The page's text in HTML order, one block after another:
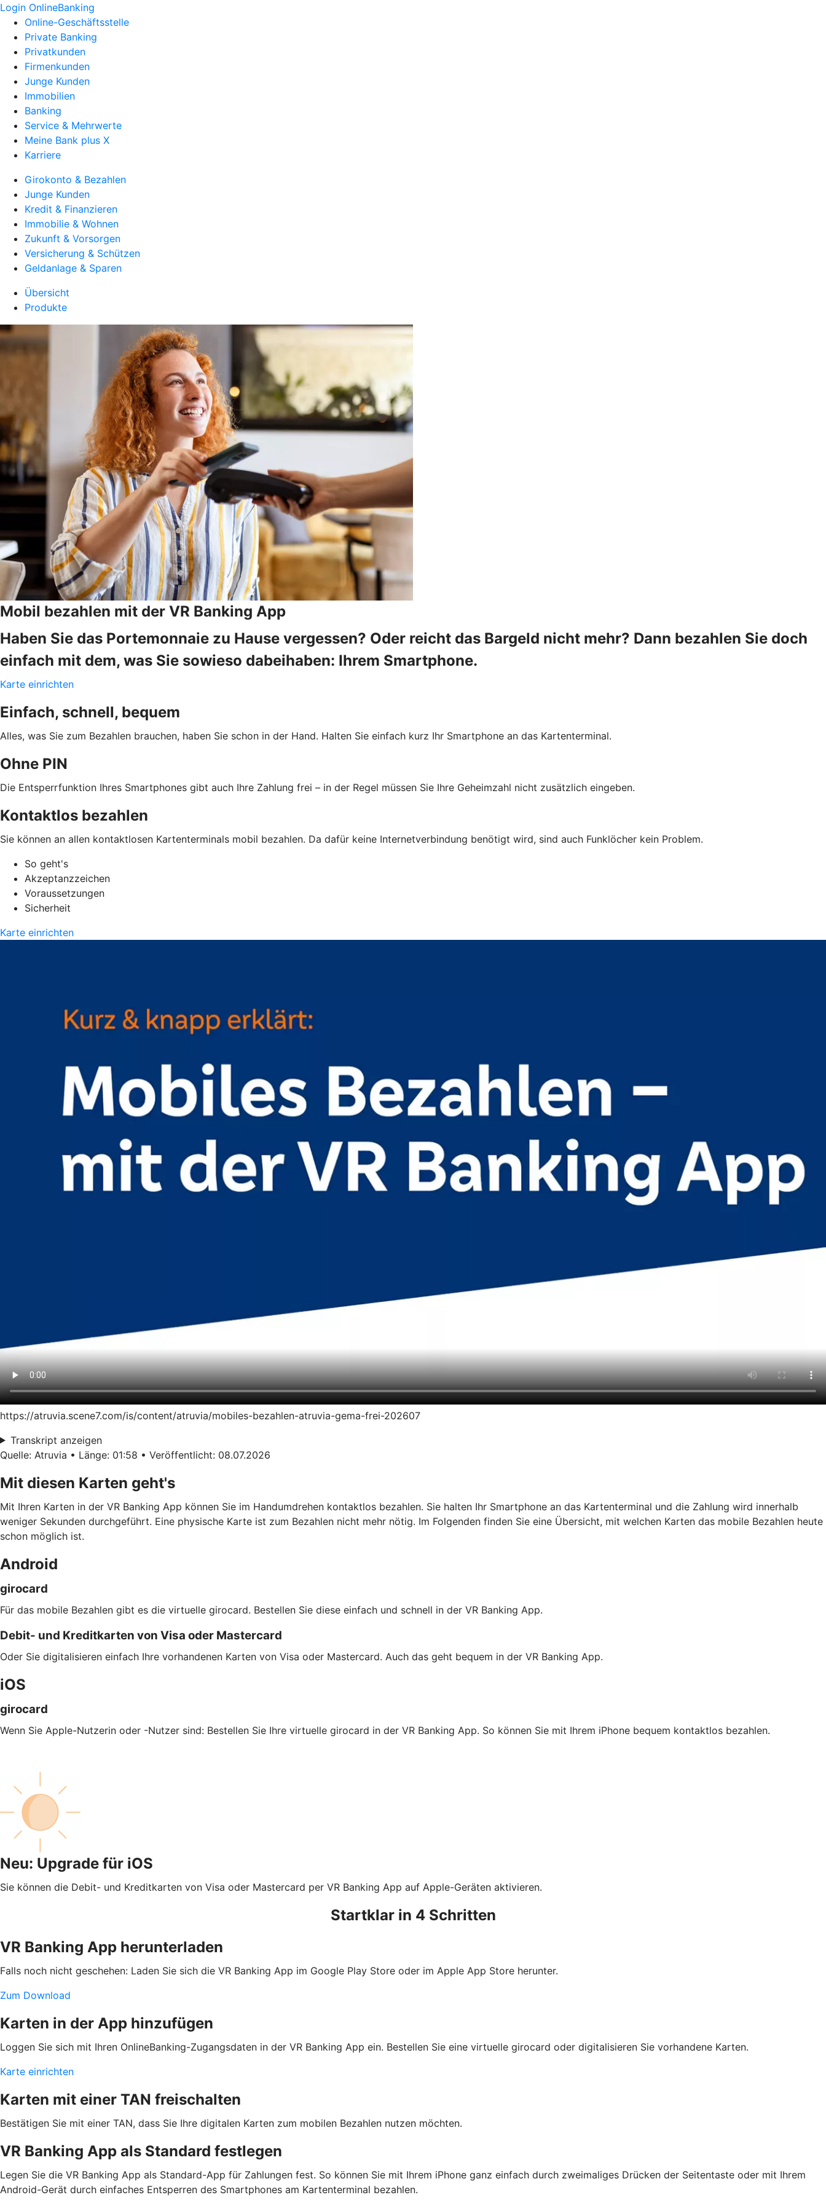
Login OnlineBanking
Online-Geschäftsstelle
Private Banking
Privatkunden
Firmenkunden
Junge Kunden
Immobilien
Banking
Service & Mehrwerte
Meine Bank plus X
Karriere
Girokonto & Bezahlen
Junge Kunden
Kredit & Finanzieren
Immobilie & Wohnen
Zukunft & Vorsorgen
Versicherung & Schützen
Geldanlage & Sparen
Übersicht
Produkte
Mobil bezahlen mit der VR Banking App
Haben Sie das Portemonnaie zu Hause vergessen? Oder reicht das Bargeld nicht mehr? Dann bezahlen Sie doch
einfach mit dem, was Sie sowieso dabeihaben: Ihrem Smartphone.
Karte einrichten
Einfach, schnell, bequem
Alles, was Sie zum Bezahlen brauchen, haben Sie schon in der Hand. Halten Sie einfach kurz Ihr Smartphone an das Kartenterminal.
Ohne PIN
Die Entsperrfunktion Ihres Smartphones gibt auch Ihre Zahlung frei – in der Regel müssen Sie Ihre Geheimzahl nicht zusätzlich eingeben.
Kontaktlos bezahlen
Sie können an allen kontaktlosen Kartenterminals mobil bezahlen. Da dafür keine Internetverbindung benötigt wird, sind auch Funklöcher kein Problem.
So geht's
Akzeptanzzeichen
Voraussetzungen
Sicherheit
Karte einrichten
https://atruvia.scene7.com/is/content/atruvia/mobiles-bezahlen-atruvia-gema-frei-202607
Transkript anzeigen
Quelle: Atruvia • Länge: 01:58 • Veröffentlicht: 08.07.2026
Mit diesen Karten geht's
Mit Ihren Karten in der VR Banking App können Sie im Handumdrehen kontaktlos bezahlen. Sie halten Ihr Smartphone an das Kartenterminal und die Zahlung wird innerhalb
weniger Sekunden durchgeführt. Eine physische Karte ist zum Bezahlen nicht mehr nötig. Im Folgenden finden Sie eine Übersicht, mit welchen Karten das mobile Bezahlen heute
schon möglich ist.
Android
girocard
Für das mobile Bezahlen gibt es die virtuelle girocard. Bestellen Sie diese einfach und schnell in der VR Banking App.
Debit- und Kreditkarten von Visa oder Mastercard
Oder Sie digitalisieren einfach Ihre vorhandenen Karten von Visa oder Mastercard. Auch das geht bequem in der VR Banking App.
iOS
girocard
Wenn Sie Apple-Nutzerin oder -Nutzer sind: Bestellen Sie Ihre virtuelle girocard in der VR Banking App. So können Sie mit Ihrem iPhone bequem kontaktlos bezahlen.
Neu: Upgrade für iOS
Sie können die Debit- und Kreditkarten von Visa oder Mastercard per VR Banking App auf Apple-Geräten aktivieren.
Startklar in 4 Schritten
VR Banking App herunterladen
Falls noch nicht geschehen: Laden Sie sich die VR Banking App im Google Play Store oder im Apple App Store herunter.
Zum Download
Karten in der App hinzufügen
Loggen Sie sich mit Ihren OnlineBanking-Zugangsdaten in der VR Banking App ein. Bestellen Sie eine virtuelle girocard oder digitalisieren Sie vorhandene Karten.
Karte einrichten
Karten mit einer TAN freischalten
Bestätigen Sie mit einer TAN, dass Sie Ihre digitalen Karten zum mobilen Bezahlen nutzen möchten.
VR Banking App als Standard festlegen
Legen Sie die VR Banking App als Standard-App für Zahlungen fest. So können Sie mit Ihrem iPhone ganz einfach durch zweimaliges Drücken der Seitentaste oder mit Ihrem
Android-Gerät durch einfaches Entsperren des Smartphones am Kartenterminal bezahlen.